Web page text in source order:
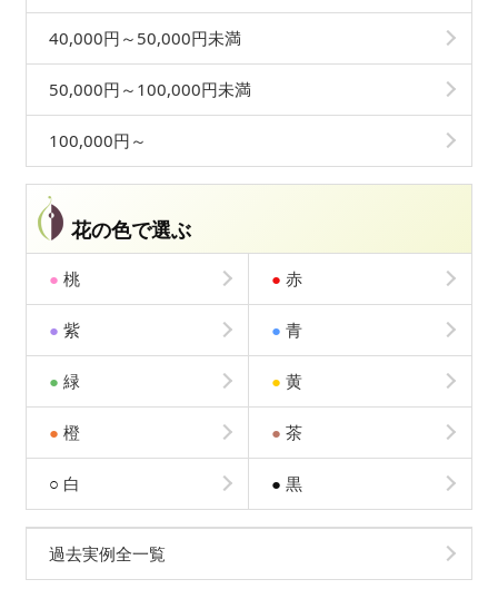
40,000円～50,000円未満
50,000円～100,000円未満
100,000円～
花の色で選ぶ
● 桃 ● 赤
● 紫 ● 青
● 緑 ● 黄
● 橙 ● 茶
○ 白 ● 黒
過去実例全一覧